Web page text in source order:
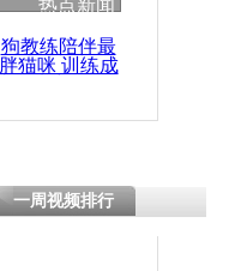
热点新闻
狗教练陪伴最
胖猫咪 训练成
一周视频排行